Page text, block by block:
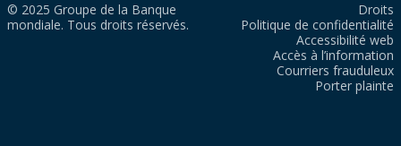
© 2025 Groupe de la Banque
mondiale. Tous droits réservés.
Droits
Politique de confidentialité
Accessibilité web
Accès à l’information
Courriers frauduleux
Porter plainte